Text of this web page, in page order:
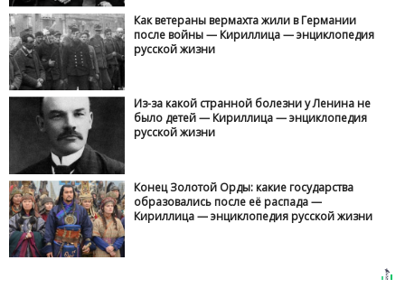
Как ветераны вермахта жили в Германии
после войны — Кириллица — энциклопедия
русской жизни
Из-за какой странной болезни у Ленина не
было детей — Кириллица — энциклопедия
русской жизни
Конец Золотой Орды: какие государства
образовались после её распада —
Кириллица — энциклопедия русской жизни